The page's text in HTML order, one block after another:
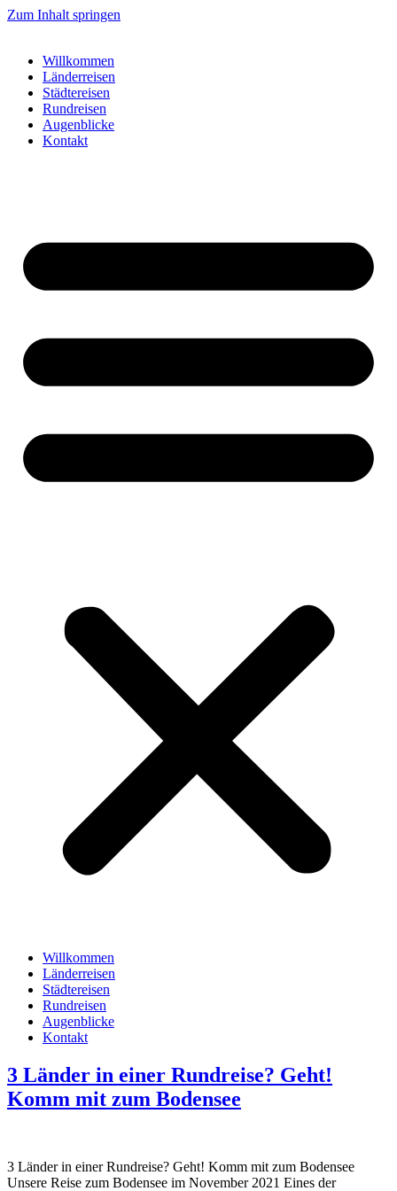
Zum Inhalt springen
Willkommen
Länderreisen
Städtereisen
Rundreisen
Augenblicke
Kontakt
Willkommen
Länderreisen
Städtereisen
Rundreisen
Augenblicke
Kontakt
3 Länder in einer Rundreise? Geht!
Komm mit zum Bodensee
3 Länder in einer Rundreise? Geht! Komm mit zum Bodensee
Unsere Reise zum Bodensee im November 2021 Eines der